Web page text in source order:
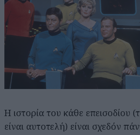
Η ιστορία του κάθε επεισοδίου
είναι αυτοτελή) είναι σχεδόν